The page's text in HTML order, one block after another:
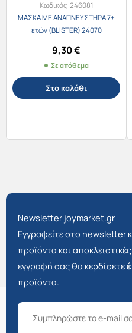
Κωδικός:246081
ΜΑΣΚΑ ΜΕ ΑΝΑΠΝΕΥΣΤΗΡΑ 7+
ετών (BLISTER) 24070
9,30€
Σε απόθεμα
Στο καλάθι
Newsletter joymarket.gr
Εγγραφείτε στο newsletter
προϊόντα και
εγγραφή σας θα κερδίσετε
προϊόντα.